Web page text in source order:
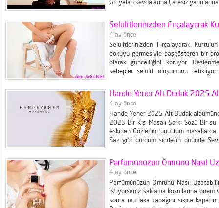
Git yalan sevdalarına Çaresiz
Selülitlerinizden Fırçalayarak
4 ay önce
Selülitlerinizden Fırçalayarak
dokuyu germesiyle başgösteren bir
olarak güncelliğini koruyor.
sebepler selülit oluşumunu tetikliyor.
Bunların yanı sıra genetik sebeplerden
Hande Yener Alt Dudak 2025
4 ay önce
Hande Yener 2025 Alt Dudak
2025 Bir Kış Masalı Şarkı Sözü Bir
eskiden Gözlerimi unuttum masallarda
Saz gibi durdum şiddetin önünde
korkudan şarkılar mırıldanan Öpüşünle
Parfümünüzün Ömrünü Nasıl
4 ay önce
Parfümünüzün Ömrünü Nasıl
istiyorsanız saklama koşullarına
sonra mutlaka kapağını sıkıca